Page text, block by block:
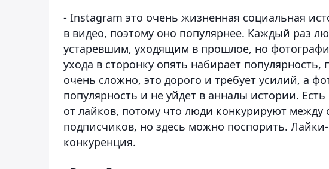
- Instagram это очень жизненная социальная
в видео, поэтому оно популярнее. Каждый раз
устаревшим, уходящим в прошлое, но
ухода в сторонку опять набирает популярность,
очень сложно, это дорого и требует усилий, а
популярность и не уйдет в анналы истории.
от лайков, потому что люди конкурируют между
подписчиков, но здесь можно поспорить.
конкуренция.